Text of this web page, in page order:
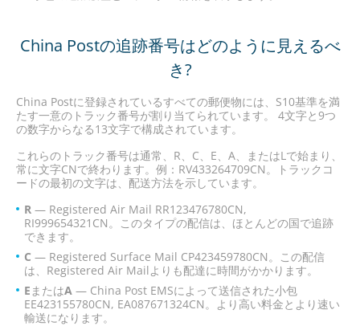
China Postの追跡番号はどのように見えるべ
き?
China Postに登録されているすべての郵便物には、S10基準を満
たす一意のトラック番号が割り当てられています。 4文字と9つ
の数字からなる13文字で構成されています。
これらのトラック番号は通常、R、C、E、A、またはLで始まり、
常に文字CNで終わります。例：RV433264709CN。トラックコ
ードの最初の文字は、配送方法を示しています。
R — Registered Air Mail RR123476780CN,
RI999654321CN。このタイプの配信は、ほとんどの国で追跡
できます。
C — Registered Surface Mail CP423459780CN。この配信
は、Registered Air Mailよりも配達に時間がかかります。
E またはA — China Post EMSによって送信された小包
EE423155780CN, EA087671324CN。より高い料金とより速い
輸送になります。